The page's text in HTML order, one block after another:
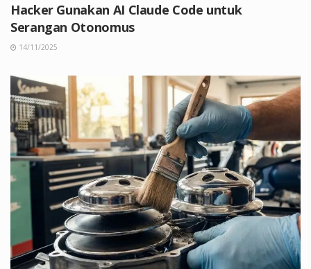
Hacker Gunakan AI Claude Code untuk
Serangan Otonomus
14/11/2025